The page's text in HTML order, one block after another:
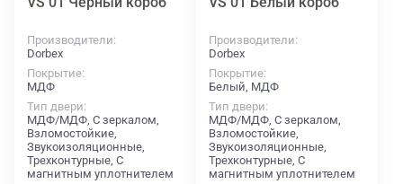
Производители
Dorbex
Покрытие
МДФ
Тип двери
МДФ/МДФ, С зеркалом,
Взломостойкие,
Звукоизоляционные,
Трехконтурные, С
магнитным уплотнителем
Производители
Dorbex
Покрытие
Белый, МДФ
Тип двери
МДФ/МДФ, С зеркалом,
Взломостойкие,
Звукоизоляционные,
Трехконтурные, С
магнитным уплотнителем